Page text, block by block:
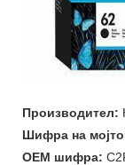
Производител:
Шифра на
ОЕМ шифра: